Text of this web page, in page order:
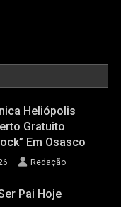
Heliópolis
Gratuito
Em Osasco
Redação
Pai Hoje